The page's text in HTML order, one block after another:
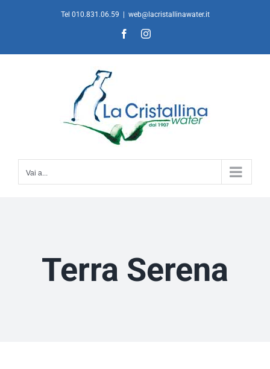
Tel 010.831.06.59 web@lacristallinawater.it
FacebookInstagram
Vai a...
Terra Serena